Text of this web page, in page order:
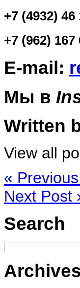
+7 (4932) 46
+7 (962) 167
E-mail:
Мы в
Written
View all
«
Next Post
Search
Archives